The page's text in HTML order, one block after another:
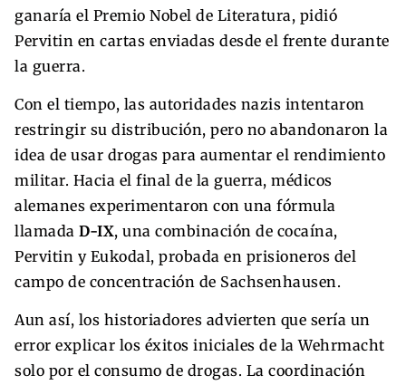
ganaría el Premio Nobel de Literatura, pidió
Pervitin en cartas enviadas desde el frente durante
la guerra.
Con el tiempo, las autoridades nazis intentaron
restringir su distribución, pero no abandonaron la
idea de usar drogas para aumentar el rendimiento
militar. Hacia el final de la guerra, médicos
alemanes experimentaron con una fórmula
llamada D-IX, una combinación de cocaína,
Pervitin y Eukodal, probada en prisioneros del
campo de concentración de Sachsenhausen.
Aun así, los historiadores advierten que sería un
error explicar los éxitos iniciales de la Wehrmacht
solo por el consumo de drogas. La coordinación